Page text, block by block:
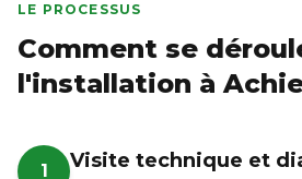
LE PROCESSUS
Comment se
l'installation à
1 Visite technique et